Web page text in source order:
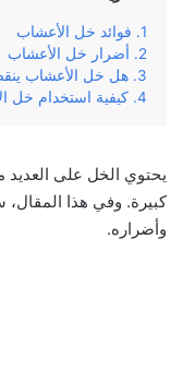
فوائد خل الأعشاب
أضرار خل الأعشاب
هل خل الأعشاب
كيفية استخدام خل
يحتوي الخل على العديد
كبيرة. وفي هذا
وأضراره.